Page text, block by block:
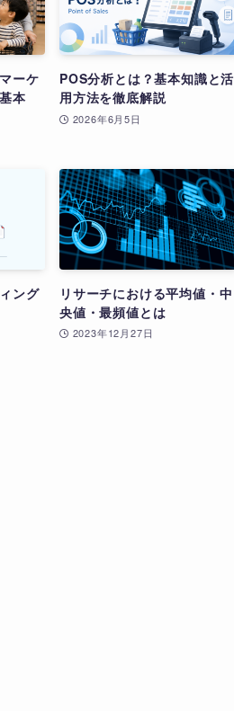
ーケ
本
POS分析とは？基本知識と活
用方法を徹底解説
2026年6月5日
ング
リサーチにおける平均値・中
央値・最頻値とは
2023年12月27日